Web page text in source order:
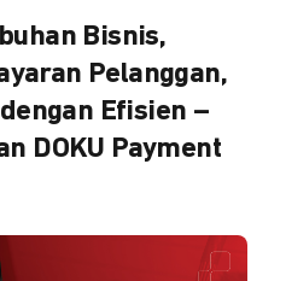
Bisnis,
Pelanggan,
Efisien –
DOKU Payment